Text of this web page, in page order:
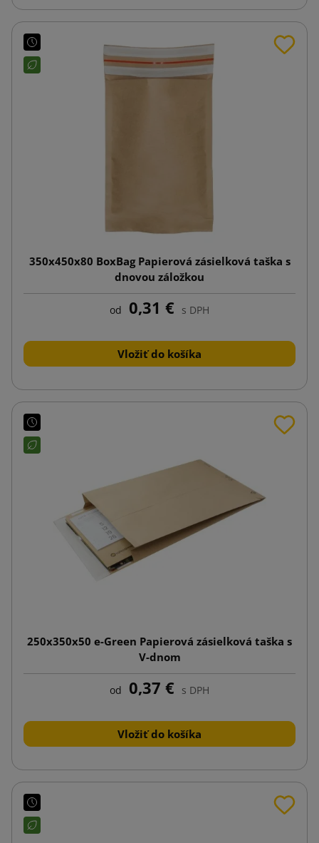
350x450x80 BoxBag Papierová zásielková taška s
dnovou záložkou
od 0,31 € s DPH
Vložiť do košíka
250x350x50 e-Green Papierová zásielková taška s
V-dnom
od 0,37 € s DPH
Vložiť do košíka